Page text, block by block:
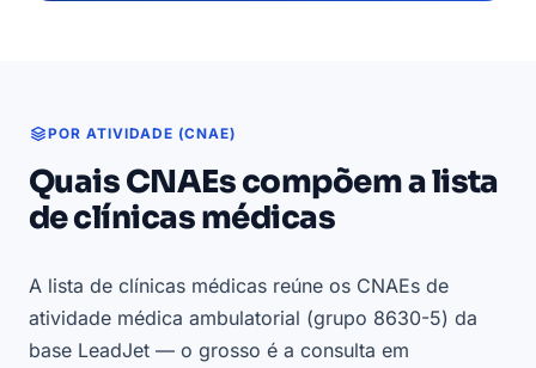
POR ATIVIDADE (CNAE)
Quais CNAEs compõem a lista
de clínicas médicas
A lista de clínicas médicas reúne os CNAEs de
atividade médica ambulatorial (grupo 8630-5) da
base LeadJet — o grosso é a consulta em